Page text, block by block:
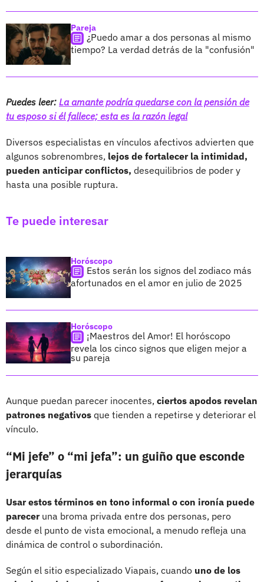
Pareja
¿Puedo amar a dos personas al mismo
tiempo? La verdad detrás de la "confusión"
Puedes leer: La amante podría quedarse con la pensión de
tu esposo si él fallece; esta es la razón legal
Diversos especialistas en vínculos afectivos advierten que
algunos sobrenombres, lejos de fortalecer la intimidad,
pueden anticipar conflictos, desequilibrios de poder y
hasta una posible ruptura.
Te puede interesar
Horóscopo
Estos serán los signos del zodiaco más
afortunados en el amor en julio de 2025
Horóscopo
¡Maestros del Amor! El horóscopo
revela los cinco signos que eligen mejor a
su pareja
Aunque puedan parecer inocentes, ciertos apodos revelan
patrones negativos que tienden a repetirse y deteriorar el
vínculo.
“Mi jefe” o “mi jefa”: un guiño que esconde
jerarquías
Usar estos términos en tono informal o con ironía puede
pareceruna broma privada entre dos personas, pero
desde el punto de vista emocional, a menudo refleja una
dinámica de control o subordinación.
Según el sitio especializado Viapais, cuando uno de los